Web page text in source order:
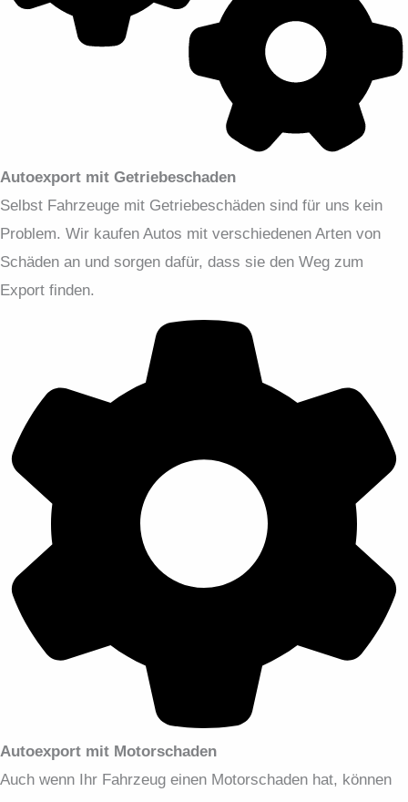
Autoexport mit Getriebeschaden
Selbst Fahrzeuge mit Getriebeschäden sind für uns kein
Problem. Wir kaufen Autos mit verschiedenen Arten von
Schäden an und sorgen dafür, dass sie den Weg zum
Export finden.
Autoexport mit Motorschaden
Auch wenn Ihr Fahrzeug einen Motorschaden hat, können